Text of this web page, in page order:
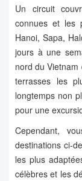
Un circuit
connues et les
Hanoi, Sapa,
jours à une
nord du
terrasses les
longtemps non
pour une
Cependant,
destinations ci-
les plus
célèbres et les